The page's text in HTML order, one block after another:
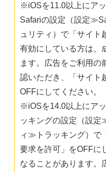
※iOSを11.0以上にア
Safariの設定（設定
ュリティ）で「サイト
有効にしている方は、
ます。広告をご利用の
認いただき、「サイト
OFFにしてください。
※iOSを14.0以上にア
ッキングの設定（設
ィ≫トラッキング）で
要求を許可」をOFFに
なることがあります。